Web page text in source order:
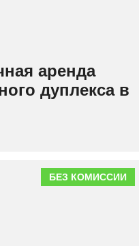
аренда
дуплекса в
БЕЗ КОМИССИИ